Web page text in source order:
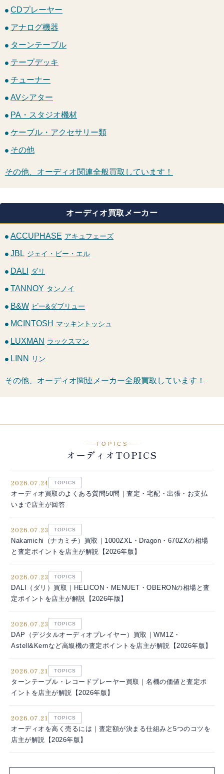
CDプレーヤー
アナログ機器
ターンテーブル
テープデッキ
チューナー
AVシアター
PA・スタジオ機材
ケーブル・アクセサリー類
その他
その他、オーディオ関連全般買取しています！
オーディオ買取メーカー
ACCUPHASE アキュフェーズ
JBL ジェイ・ビー・エル
DALI ダリ
TANNOY タンノイ
B&W ビー&ダブリュー
MCINTOSH マッキントッシュ
LUXMAN ラックスマン
LINN リン
その他、オーディオ関連メーカー全般買取しています！
TOPICS
オーディオTOPICS
2026.07.24 TOPICS
オーディオ買取のよくある質問50問｜査定・宅配・出張・お支払
いまで店主が回答
2026.07.23 TOPICS
Nakamichi（ナカミチ）買取｜1000ZXL・Dragon・670ZXの相場
と査定ポイントを店主が解説【2026年版】
2026.07.23 TOPICS
DALI（ダリ）買取｜HELICON・MENUET・OBERONの相場と査
定ポイントを店主が解説【2026年版】
2026.07.23 TOPICS
DAP（デジタルオーディオプレイヤー）買取｜WM1Z・
Astell&Kernなど高級機の査定ポイントを店主が解説【2026年版】
2026.07.21 TOPICS
ターンテーブル・レコードプレーヤー買取｜名機の価値と査定ポ
イントを店主が解説【2026年版】
2026.07.21 TOPICS
オーディオを高く売るには｜査定額が決まる仕組みと5つのコツを
店主が解説【2026年版】